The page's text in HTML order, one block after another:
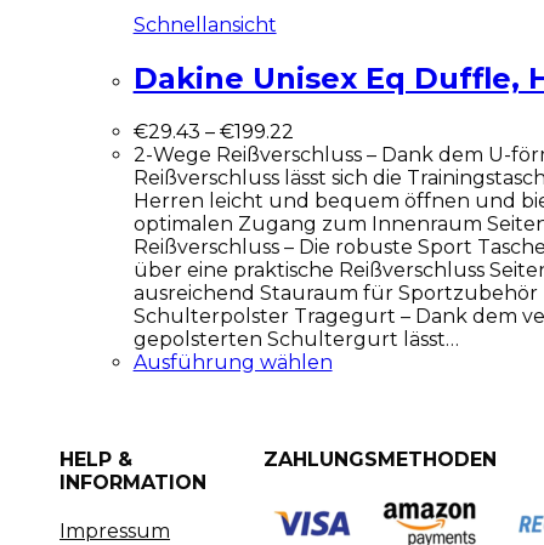
Schnellansicht
Dakine Unisex Eq Duffle,
€29.43 – €199.22
2-Wege Reißverschluss – Dank dem U-
Reißverschluss lässt sich die
Herren leicht und bequem öffnen und
optimalen Zugang zum Innenraum
Reißverschluss – Die robuste Sport
über eine praktische Reißverschluss
ausreichend Stauraum für
Schulterpolster Tragegurt – Dank dem
gepolsterten Schultergurt lässt…
Ausführung wählen
HELP &
INFORMATION
Impressum
ZAHLUNGSMETHODEN